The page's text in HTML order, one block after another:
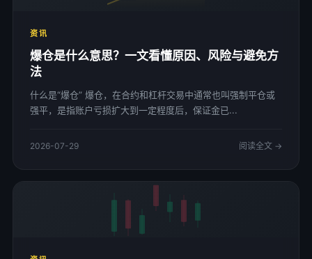
资讯
爆仓是什么意思？一文看懂原因、风险与避免方
法
什么是“爆仓” 爆仓，在合约和杠杆交易中通常也叫强制平仓或
强平，是指账户亏损扩大到一定程度后，保证金已...
2026-07-29 阅读全文 →